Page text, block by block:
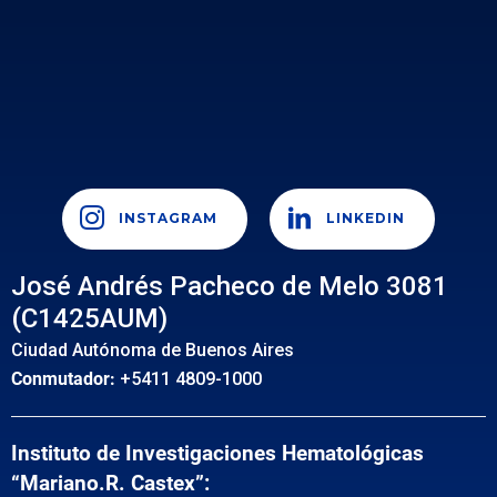
INSTAGRAM LINKEDIN
José Andrés Pacheco de Melo 3081
(C1425AUM)
Ciudad Autónoma de Buenos Aires
Conmutador: +5411 4809-1000
Instituto de Investigaciones Hematológicas
“Mariano.R. Castex”: